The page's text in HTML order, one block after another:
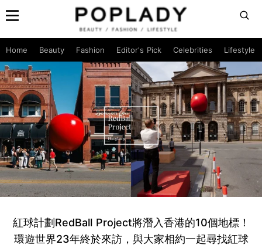
Home Beauty Fashion Editor's Pick Celebrities Lifestyle
紅球計劃RedBall Project將潛入香港的10個地標！
環遊世界23年終於來訪，與大家相約一起尋找紅球